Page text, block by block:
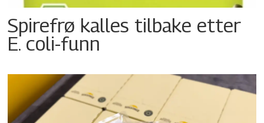
Spirefrø kalles tilbake etter
E. coli-funn